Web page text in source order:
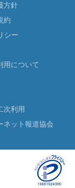
方針
約
シー
用について
次利用
ネット報道協会